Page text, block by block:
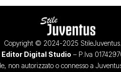
Copyright © 2024-2025
Editor Digital Studio – P.Iva
non autorizzato o connesso a